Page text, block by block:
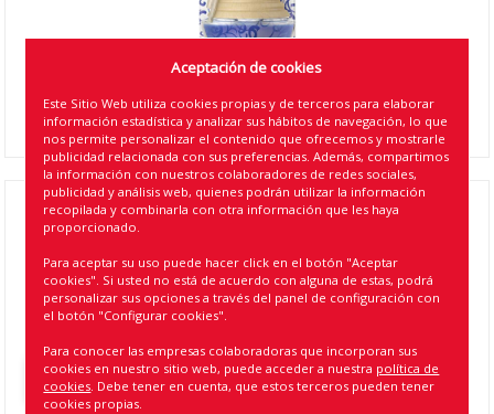
AMBIENTADOR DR MARCUS WOOD NEW CAR
(18)
Referencia:190604
5901947071663
Volver atrás
Aceptación de cookies
Este Sitio Web utiliza cookies propias y de terceros para elaborar
información estadística y analizar sus hábitos de navegación, lo que
nos permite personalizar el contenido que ofrecemos y mostrarle
publicidad relacionada con sus preferencias. Además, compartimos
la información con nuestros colaboradores de redes sociales,
publicidad y análisis web, quienes podrán utilizar la información
recopilada y combinarla con otra información que les haya
proporcionado.
Para aceptar su uso puede hacer click en el botón "Aceptar
cookies". Si usted no está de acuerdo con alguna de estas, podrá
personalizar sus opciones a través del panel de configuración con
el botón "Configurar cookies".
Para conocer las empresas colaboradoras que incorporan sus
cookies en nuestro sitio web, puede acceder a nuestra política de
cookies. Debe tener en cuenta, que estos terceros pueden tener
cookies propias.